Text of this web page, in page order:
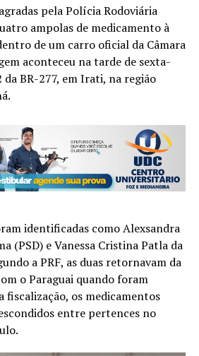
pela Polícia Rodoviária
ampolas de medicamento à
de um carro oficial da Câmara
aconteceu na tarde de sexta-
BR-277, em Irati, na região
identificadas como Alexsandra
(PSD) e Vanessa Cristina Patla da
a PRF, as duas retornavam da
o Paraguai quando foram
fiscalização, os medicamentos
entre pertences no